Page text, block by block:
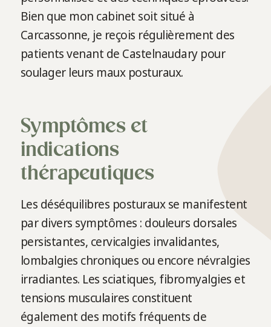
Bien que mon cabinet soit situé à
Carcassonne, je reçois régulièrement des
patients venant de Castelnaudary pour
soulager leurs maux posturaux.
Symptômes et
indications
thérapeutiques
Les déséquilibres posturaux se manifestent
par divers symptômes : douleurs dorsales
persistantes, cervicalgies invalidantes,
lombalgies chroniques ou encore névralgies
irradiantes. Les sciatiques, fibromyalgies et
tensions musculaires constituent
également des motifs fréquents de